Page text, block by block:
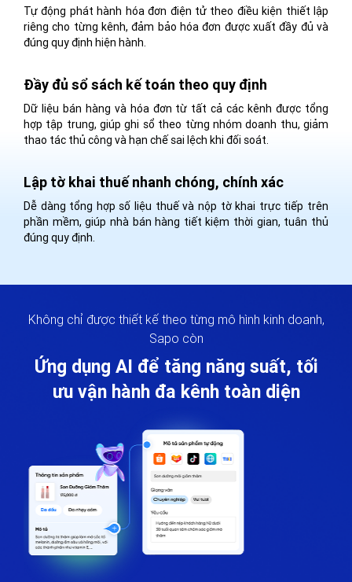
Tự động phát hành hóa đơn điện tử theo điều kiện thiết lập
riêng cho từng kênh, đảm bảo hóa đơn được xuất đầy đủ và
đúng quy định hiện hành.
Đầy đủ sổ sách kế toán theo quy định
Dữ liệu bán hàng và hóa đơn từ tất cả các kênh được tổng
hợp tập trung, giúp ghi sổ theo từng nhóm doanh thu, giảm
thao tác thủ công và hạn chế sai lệch khi đối soát.
Lập tờ khai thuế nhanh chóng, chính xác
Dễ dàng tổng hợp số liệu thuế và nộp tờ khai trực tiếp trên
phần mềm, giúp nhà bán hàng tiết kiệm thời gian, tuân thủ
đúng quy định.
Không chỉ được thiết kế theo từng mô hình kinh doanh,
Sapo còn
Ứng dụng AI để tăng năng suất, tối
ưu vận hành đa kênh toàn diện